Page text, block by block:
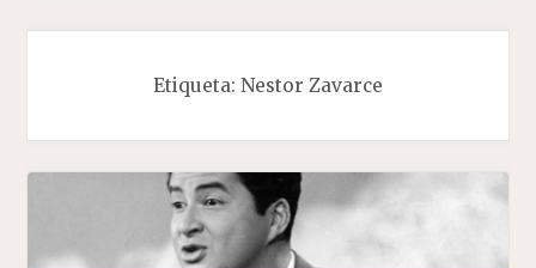
Etiqueta: Nestor Zavarce